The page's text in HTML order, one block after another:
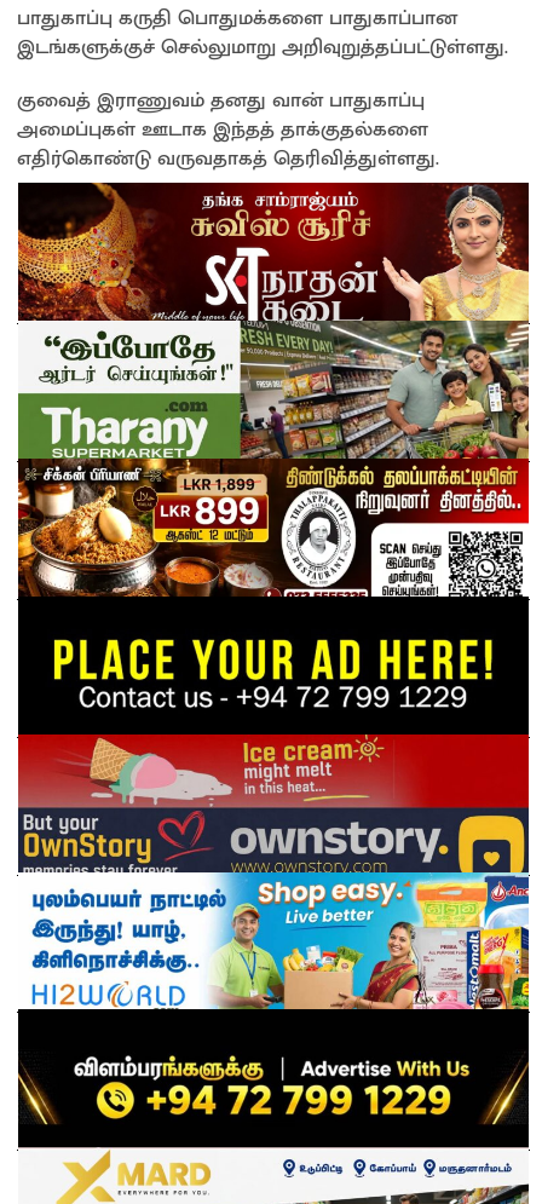
பாதுகாப்பு கருதி பொதுமக்களை பாதுகாப்பான
இடங்களுக்குச் செல்லுமாறு அறிவுறுத்தப்பட்டுள்ளது.
குவைத் இராணுவம் தனது வான் பாதுகாப்பு
அமைப்புகள் ஊடாக இந்தத் தாக்குதல்களை
எதிர்கொண்டு வருவதாகத் தெரிவித்துள்ளது.